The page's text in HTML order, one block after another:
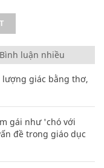
Bình luận nhiều
lượng giác bằng thơ,
gái như 'chó với
đề trong giáo dục